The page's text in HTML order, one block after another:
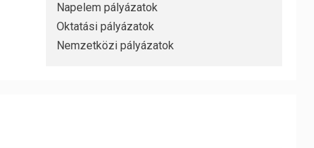
Napelem pályázatok
Oktatási pályázatok
Nemzetközi pályázatok